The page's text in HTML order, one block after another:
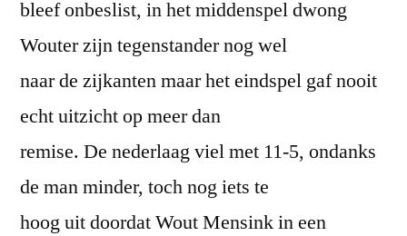
bleef onbeslist, in het middenspel dwong
Wouter zijn tegenstander nog wel
naar de zijkanten maar het eindspel gaf nooit
echt uitzicht op meer dan
remise. De nederlaag viel met 11-5, ondanks
de man minder, toch nog iets te
hoog uit doordat Wout Mensink in een